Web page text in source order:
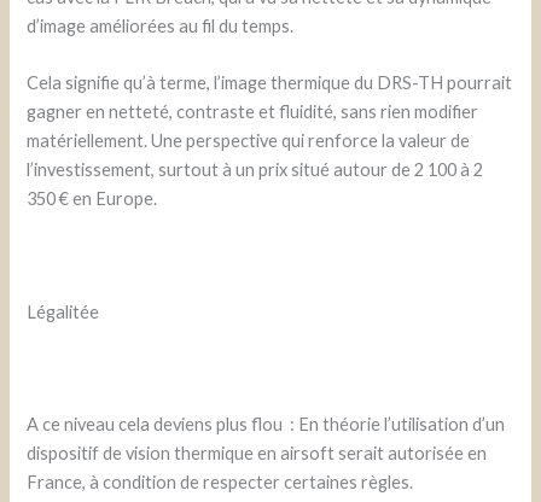
d’image améliorées au fil du temps.
Cela signifie qu’à terme, l’image thermique du DRS-TH pourrait
gagner en netteté, contraste et fluidité, sans rien modifier
matériellement. Une perspective qui renforce la valeur de
l’investissement, surtout à un prix situé autour de 2 100 à 2
350 € en Europe.
Légalitée
A ce niveau cela deviens plus flou : En théorie l’utilisation d’un
dispositif de vision thermique en airsoft serait autorisée en
France, à condition de respecter certaines règles.